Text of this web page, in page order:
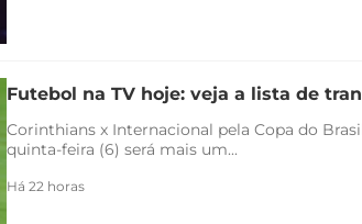
Futebol na TV hoje: veja a lista de
Corinthians x Internacional pela Copa do
quinta-feira (6) será mais um...
Há 22 horas